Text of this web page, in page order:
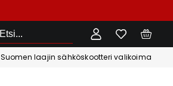
Etsi
Suomen laajin sähköskootteri valikoima